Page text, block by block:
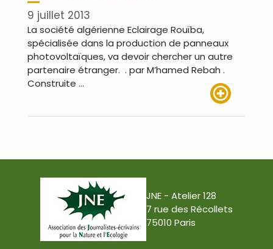
9 juillet 2013
La société algérienne Eclairage Rouïba,
spécialisée dans la production de panneaux
photovoltaïques, va devoir chercher un autre
partenaire étranger. . par M’hamed Rebah .
Construite …
JNE - Atelier 128
7 rue des Récollets
75010 Paris